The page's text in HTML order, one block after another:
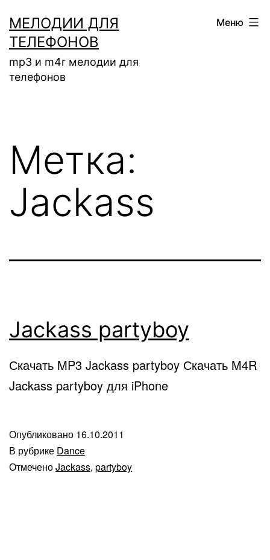
содержимому
МЕЛОДИИ ДЛЯ
ТЕЛЕФОНОВ
mp3 и m4r мелодии для
телефонов
Меню
Метка:
Jackass
Jackass partyboy
Скачать MP3 Jackass partyboy Скачать M4R
Jackass partyboy для iPhone
Опубликовано 16.10.2011
В рубрике Dance
ОтмеченоJackass, partyboy